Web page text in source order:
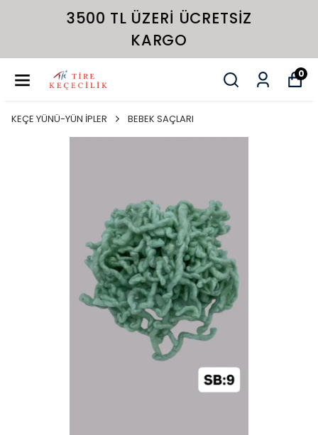
3500 TL ÜZERI ÜCRETSIZ
KARGO
0
KEÇE YÜNÜ-YÜN İPLER BEBEK SAÇLARI